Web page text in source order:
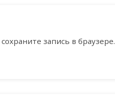
запись в браузере.